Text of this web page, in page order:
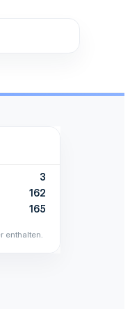
3
162
165
enthalten.